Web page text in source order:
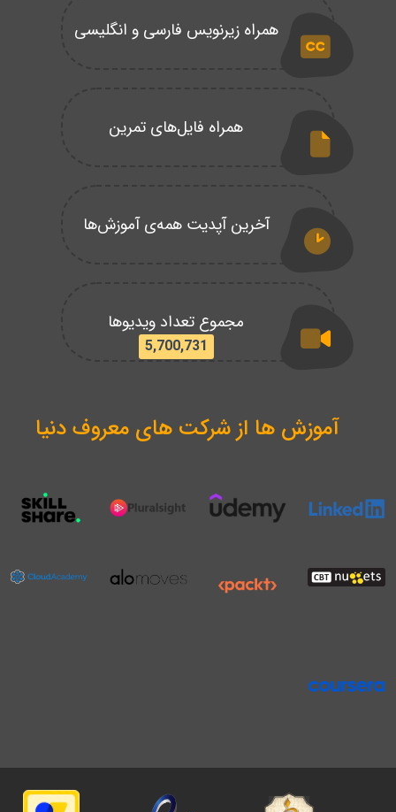
همراه زیرنویس فارسی و انگلیسی
همراه فایل‌های تمرین
آخرین آپدیت همه‌ی آموزش‌ها
مجموع تعداد ویدیوها
5,700,731
آموزش ها از شرکت های معروف دنیا